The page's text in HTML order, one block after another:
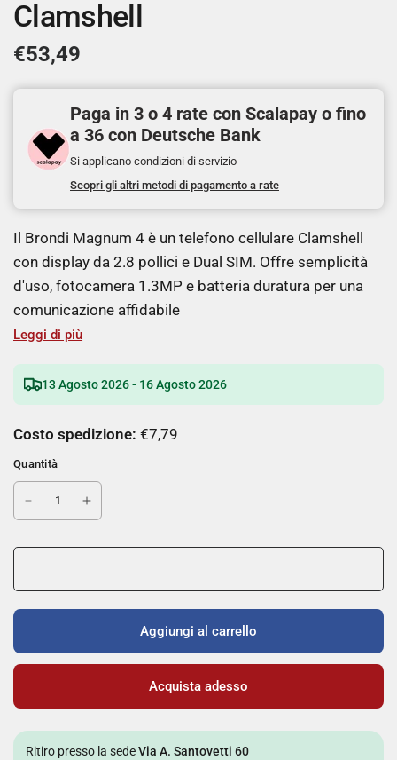
Clamshell
€53,49
Paga in 3 o 4 rate con Scalapay o fino
a 36 con Deutsche Bank
Si applicano condizioni di servizio
Scopri gli altri metodi di pagamento a rate
Il Brondi Magnum 4 è un telefono cellulare Clamshell
con display da 2.8 pollici e Dual SIM. Offre semplicità
d'uso, fotocamera 1.3MP e batteria duratura per una
comunicazione affidabile
Leggi di più
13 Agosto 2026 - 16 Agosto 2026
Costo spedizione: €7,79
Quantità
Aggiungi al carrello
Acquista adesso
Ritiro presso la sedeVia A. Santovetti 60